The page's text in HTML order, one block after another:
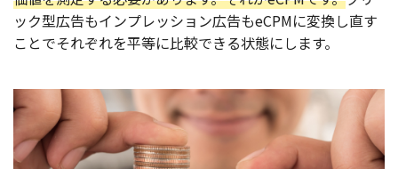
ック型広告もインプレッション広告もeCPMに変換し直す
ことでそれぞれを平等に比較できる状態にします。